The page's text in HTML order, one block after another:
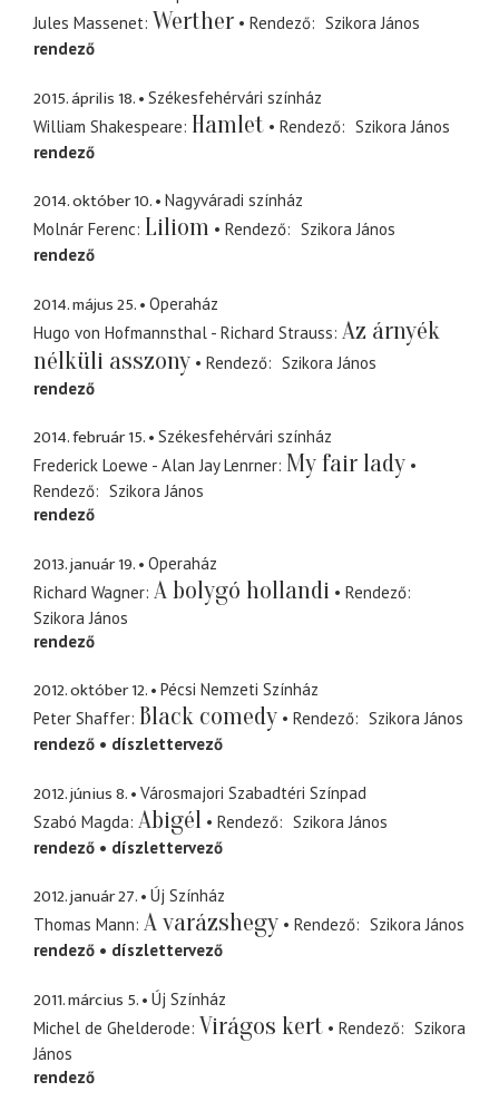
Jules Massenet Werther Rendező
Szikora János
rendező
2015. április 18.
Székesfehérvári színház
William Shakespeare Hamlet Rendező
Szikora János
rendező
2014. október 10.
Nagyváradi színház
Molnár Ferenc Liliom Rendező
Szikora János
rendező
2014. május 25.
Operaház
Hugo von Hofmannsthal - Richard Strauss Az árnyék
nélküli asszony
Rendező
Szikora János
rendező
2014. február 15.
Székesfehérvári színház
Frederick Loewe - Alan Jay Lenrner My fair lady
Rendező
Szikora János
rendező
2013. január 19.
Operaház
Richard Wagner A bolygó hollandi
Rendező
Szikora János
rendező
2012. október 12.
Pécsi Nemzeti Színház
Peter Shaffer Black comedy Rendező
Szikora János
rendező
díszlettervező
2012. június 8.
Városmajori Szabadtéri Színpad
Szabó Magda Abigél Rendező
Szikora János
rendező
díszlettervező
2012. január 27.
Új Színház
Thomas Mann A varázshegy Rendező
Szikora János
rendező
díszlettervező
2011. március 5.
Új Színház
Michel de Ghelderode Virágos kert Rendező
Szikora
János
rendező